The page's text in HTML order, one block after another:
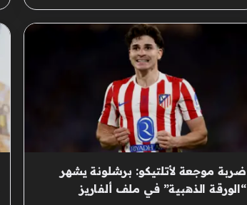
ضربة موجعة لأتلتيكو: برشلونة يشهر
“الورقة الذهبية” في ملف ألفاريز